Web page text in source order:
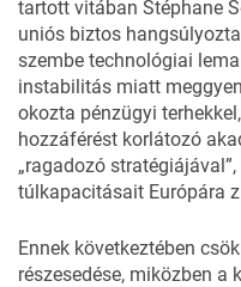
tartott vitában Stéphane
uniós biztos
szembe technológiai
instabilitás miatt
okozta pénzügyi
hozzáférést korlátozó
„ragadozó
túlkapacitásait Európára
Ennek következtében
részesedése, miközben a